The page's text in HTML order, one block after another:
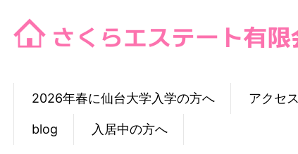
2026年春に仙台大学入学の方へ アクセス
blog 入居中の方へ